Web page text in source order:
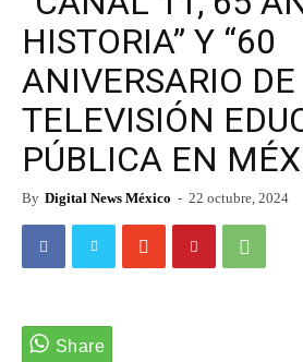
HISTORIA” Y “60
ANIVERSARIO
TELEVISIÓN
PÚBLICA EN
By Digital News México - 22 octubre, 2024